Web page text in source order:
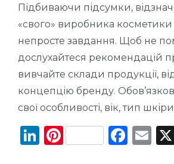
Підбиваючи підсумки,
«свого» виробника косметики
непросте завдання. Щоб не
дослухайтеся рекомендацій
вивчайте склади продукції,
концепцію бренду.
свої особливості, вік, тип
Li Pi
F
E